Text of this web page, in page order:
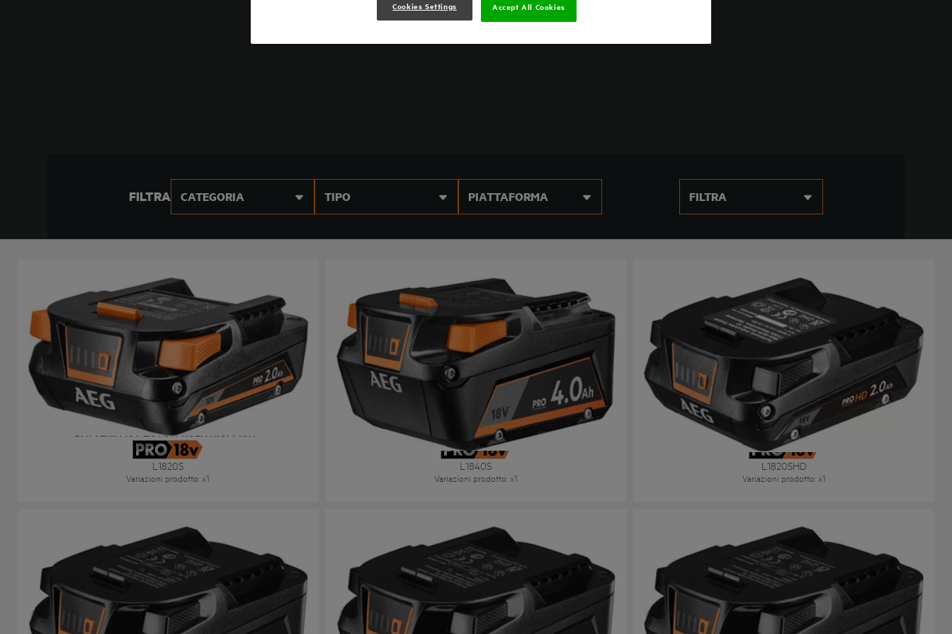
FILTRA CATEGORIA TIPO PIATTAFORMA FILTRA
BATTERIA 18V 2.0 AH PROLITHIUM-ION™
L1820S
Variazioni prodotto: x1
Batteria 18V 4.0 AH PROLITHIUM-ION™
L1840S
Variazioni prodotto: x1
Batteria 18V 2.0 AH PROLITHIUM-ION™ HD
L1820SHD
Variazioni prodotto: x1
Cookies Settings Accept All Cookies